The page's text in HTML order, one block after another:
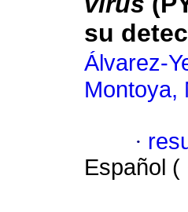
su
Álvarez-
Montoya,
·
Español (